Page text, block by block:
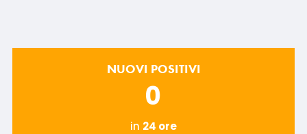
NUOVI POSITIVI
0
in 24 ore